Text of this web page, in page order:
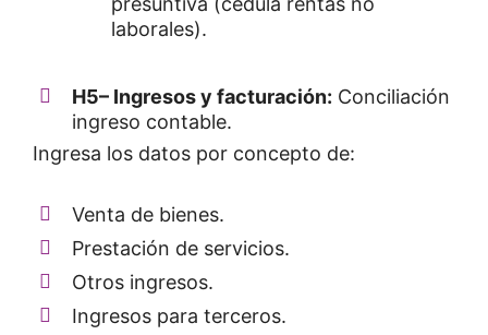
laborales).
H5– Ingresos y facturación: Conciliación
ingreso contable.
Ingresa los datos por concepto de:
Venta de bienes.
Prestación de servicios.
Otros ingresos.
Ingresos para terceros.